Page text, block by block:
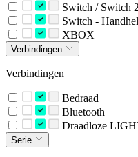
Switch / Switch 2
Switch -
XBOX
Verbindingen
Verbindingen
Bedraad
Bluetooth
Draadloze
Serie